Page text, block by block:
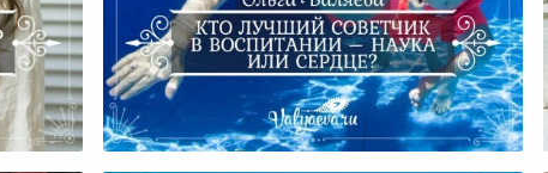
Кто Лучший Советчик В
Воспитании – Наука Или
Сердце?